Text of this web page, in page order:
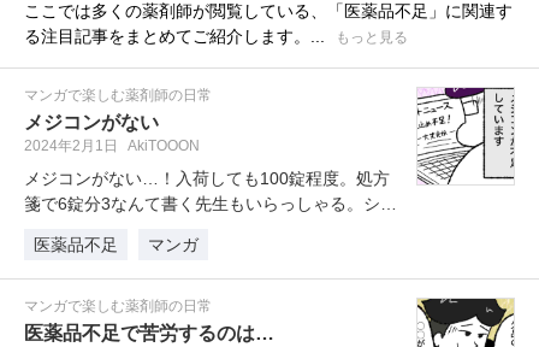
ここでは多くの薬剤師が閲覧している、「医薬品不足」に関連す
る注目記事をまとめてご紹介します。...
もっと見る
マンガで楽しむ薬剤師の日常
メジコンがない
2024年2月1日 AkiTOOON
メジコンがない…！入荷しても100錠程度。処方
箋で6錠分3なんて書く先生もいらっしゃる。シロ
医薬品不足
マンガ
マンガで楽しむ薬剤師の日常
医薬品不足で苦労するのは…